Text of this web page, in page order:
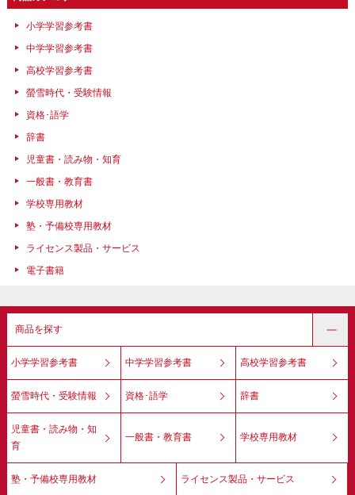
小学学習参考書
中学学習参考書
高校学習参考書
螢雪時代・受験情報
資格･語学
辞書
児童書・読み物・知育
一般書・教育書
学校専用教材
塾・予備校専用教材
ライセンス製品・サービス
電子書籍
商品を探す
小学学習参考書 中学学習参考書 高校学習参考書
螢雪時代・受験情報 資格･語学 辞書
児童書・読み物・知
育
一般書・教育書 学校専用教材
塾・予備校専用教材 ライセンス製品・サービス